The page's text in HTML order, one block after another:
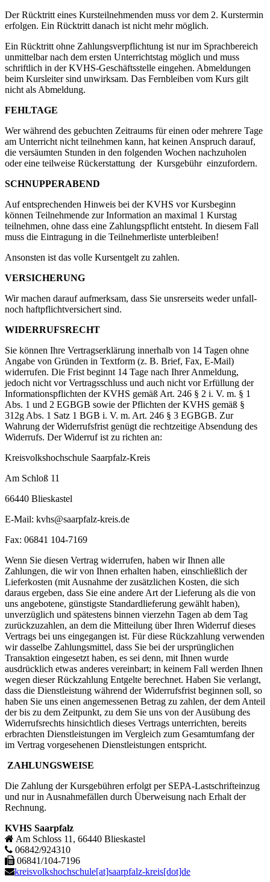
Der Rücktritt eines Kursteilnehmenden muss vor dem 2. Kurs­termin
erfolgen. Ein Rücktritt danach ist nicht mehr möglich.
Ein Rücktritt ohne Zahlungsverpflichtung ist nur im Sprachbereich
unmittelbar nach dem ersten Unterrichtstag möglich und muss
schriftlich in der KVHS-Geschäftsstelle eingehen. Abmeldungen
beim Kursleiter sind unwirksam. Das Fernbleiben vom Kurs gilt
nicht als Abmeldung.
FEHLTAGE
Wer während des gebuchten Zeitraums für einen oder mehrere Tage
am Unterricht nicht teilnehmen kann, hat keinen Anspruch darauf,
die versäumten Stunden in den folgenden Wochen nachzuholen
oder eine teilweise Rückerstattung der Kursgebühr einzufordern.
SCHNUPPERABEND
Auf entsprechenden Hinweis bei der KVHS vor Kursbeginn
können Teilnehmende zur Information an maximal 1 Kurstag
teilnehmen, ohne dass eine Zahlungspflicht entsteht. In diesem Fall
muss die Eintragung in die Teilnehmerliste unterbleiben!
Ansonsten ist das volle Kursentgelt zu zahlen.
VERSICHERUNG
Wir machen darauf aufmerksam, dass Sie unsrerseits weder unfall-
noch haftpflichtversichert sind.
WIDERRUFSRECHT
Sie können Ihre Vertragserklärung innerhalb von 14 Tagen ohne
Angabe von Gründen in Textform (z. B. Brief, Fax, E-Mail)
widerrufen. Die Frist beginnt 14 Tage nach Ihrer Anmeldung,
jedoch nicht vor Vertragsschluss und auch nicht vor Erfüllung der
Informationspflichten der KVHS gemäß Art. 246 § 2 i. V. m. § 1
Abs. 1 und 2 EGBGB sowie der Pflichten der KVHS gemäß §
312g Abs. 1 Satz 1 BGB i. V. m. Art. 246 § 3 EGBGB. Zur
Wahrung der Widerrufsfrist genügt die rechtzeitige Absendung des
Widerrufs. Der Widerruf ist zu richten an:
Kreisvolkshochschule Saarpfalz-Kreis
Am Schloß 11
66440 Blieskastel
E-Mail: kvhs@saarpfalz-kreis.de
Fax: 06841 104-7169
Wenn Sie diesen Vertrag widerrufen, haben wir Ihnen alle
Zahlungen, die wir von Ihnen erhalten haben, einschließlich der
Lieferkosten (mit Ausnahme der zusätzlichen Kosten, die sich
daraus ergeben, dass Sie eine andere Art der Lieferung als die von
uns angebotene, günstigste Standardlieferung gewählt haben),
unverzüglich und spätestens binnen vierzehn Tagen ab dem Tag
zurückzuzahlen, an dem die Mitteilung über Ihren Widerruf dieses
Vertrags bei uns eingegangen ist. Für diese Rückzahlung verwenden
wir dasselbe Zahlungsmittel, dass Sie bei der ursprünglichen
Transaktion eingesetzt haben, es sei denn, mit Ihnen wurde
ausdrücklich etwas anderes vereinbart; in keinem Fall werden Ihnen
wegen dieser Rückzahlung Entgelte berechnet. Haben Sie verlangt,
dass die Dienstleistung während der Widerrufsfrist beginnen soll, so
haben Sie uns einen angemessenen Betrag zu zahlen, der dem Anteil
der bis zu dem Zeitpunkt, zu dem Sie uns von der Ausübung des
Widerrufsrechts hinsichtlich dieses Vertrags unterrichten, bereits
erbrachten Dienstleistungen im Vergleich zum Gesamtumfang der
im Vertrag vorgesehenen Dienstleistungen entspricht.
ZAHLUNGSWEISE
Die Zahlung der Kursgebühren erfolgt per SEPA-Lastschrifteinzug
und nur in Ausnahmefällen durch Überweisung nach Erhalt der
Rechnung.
KVHS Saarpfalz
Am Schloss 11, 66440 Blieskastel
06842/924310
06841/104-7196
kreisvolkshochschule[at]saarpfalz-kreis[dot]de